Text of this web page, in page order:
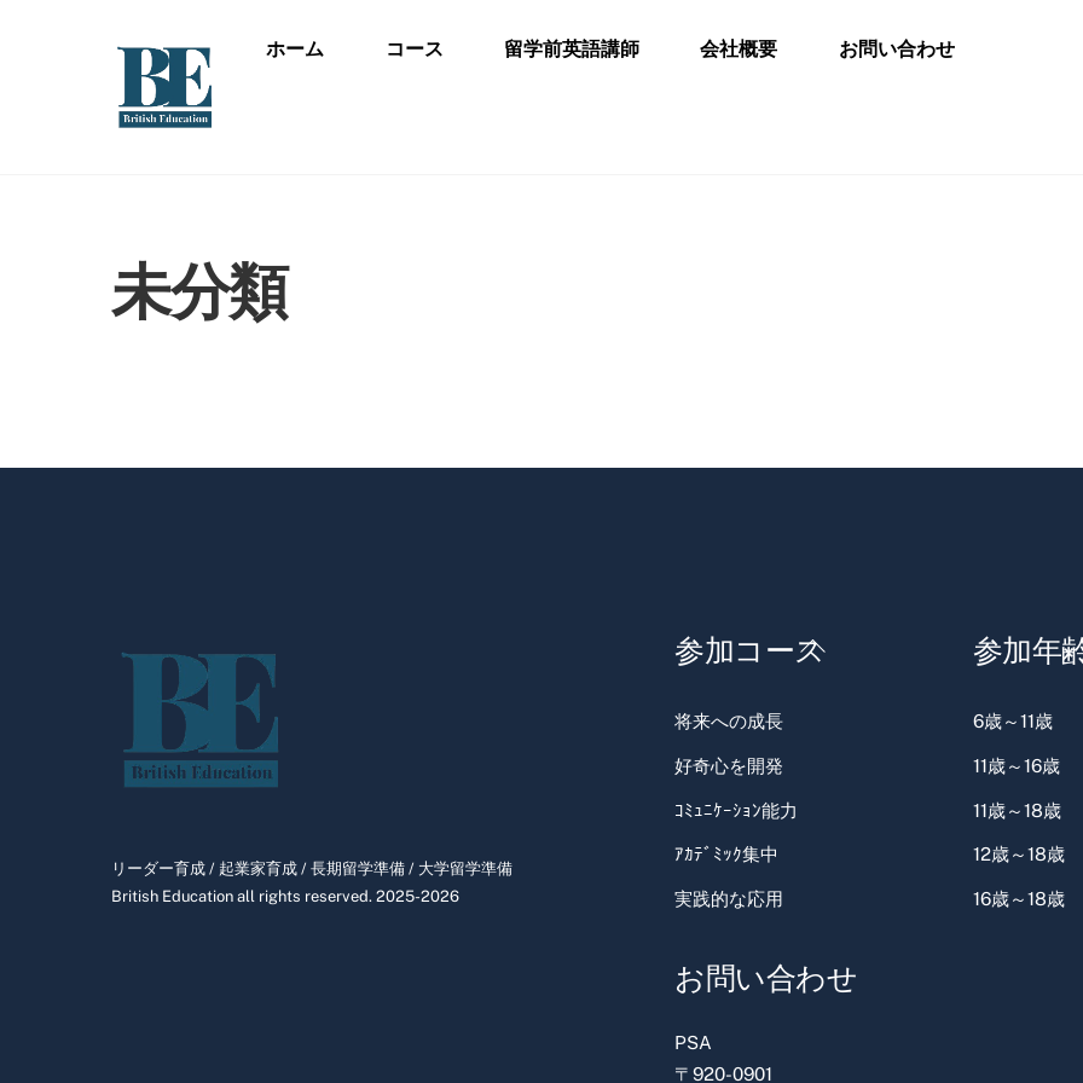
ホーム コース 留学前英語講師 会社概要 お問い合わせ
未分類
Back
リーダー育成 / 起業家育成 / 長期留学準備 / 大学留学準備
British Education all rights reserved. 2025-2026
参加コース
将来への成長
好奇心を開発
ｺﾐｭﾆｹｰｼｮﾝ能力
ｱｶﾃﾞﾐｯｸ集中
実践的な応用
参加年
6歳～11歳
11歳～16歳
11歳～18歳
12歳～18歳
16歳～18歳
お問い合わせ
PSA
〒920-0901